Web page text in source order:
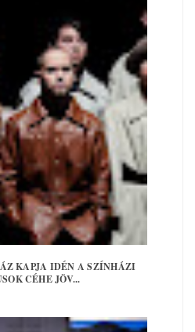
KAPJA IDÉN A SZÍNHÁZI
CÉHE JÖV...